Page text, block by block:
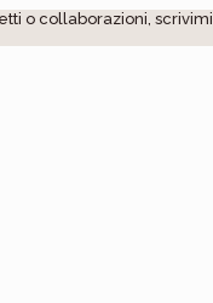
o collaborazioni,